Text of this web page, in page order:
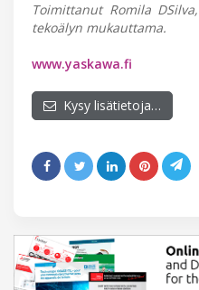
Toimittanut Romila
tekoälyn mukauttama.
www.yaskawa.fi
Kysy lisätietoja…